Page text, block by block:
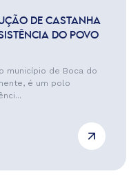
DE CASTANHA
DO POVO
município de Boca do
é um polo